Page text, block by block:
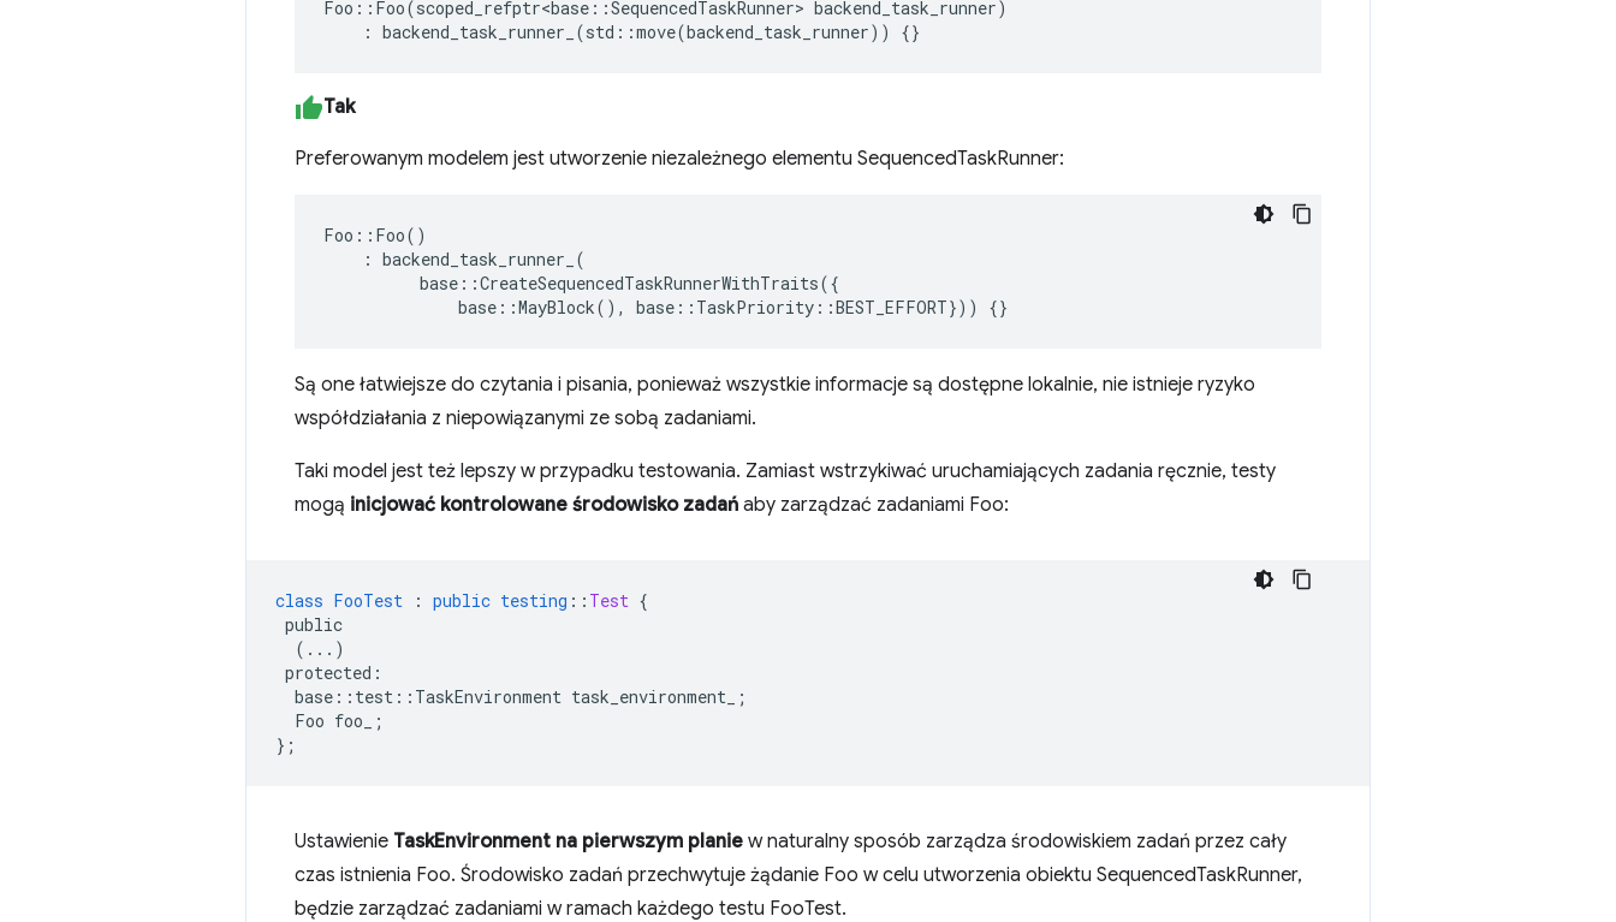
Foo :: Foo(scoped_refptr<base ::SequencedTaskRunner> backend_task_runner)
: backend_task_runner_ (std ::move(backend_task_runner)) {}
Tak
Preferowanym modelem jest utworzenie niezależnego elementu SequencedTaskRunner:
Foo :: Foo()
: backend_task_runner_ (
base ::CreateSequencedTaskRunnerWithTraits({
base ::MayBlock(), base :: TaskPriority ::BEST_EFFORT})) {}
Są one łatwiejsze do czytania i pisania, ponieważ wszystkie informacje są dostępne lokalnie, nie istnieje ryzyko
współdziałania z niepowiązanymi ze sobą zadaniami.
Taki model jest też lepszy w przypadku testowania. Zamiast wstrzykiwać uruchamiających zadania ręcznie, testy
mogą inicjować kontrolowane środowisko zadań aby zarządzać zadaniami Foo:
class FooTest : public testing :: Test {
public
(...)
protected :
base :: test :: TaskEnvironment task_environment_
;
Foo foo_
;
} ;
Ustawienie TaskEnvironment na pierwszym planie w naturalny sposób zarządza środowiskiem zadań przez cały
czas istnienia Foo. Środowisko zadań przechwytuje żądanie Foo w celu utworzenia obiektu SequencedTaskRunner,
będzie zarządzać zadaniami w ramach każdego testu FooTest.